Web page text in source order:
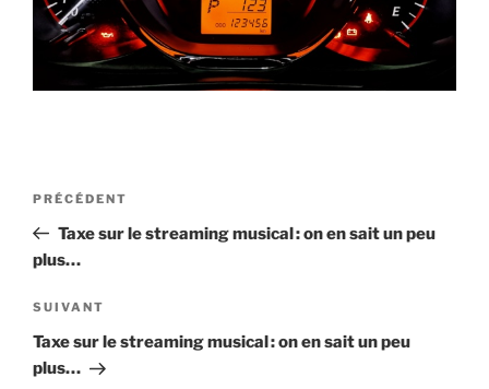
Navigation
l’article
Article
précédent
PRÉCÉDENT
Taxe sur le streaming musical : on en sait un peu
plus…
Article
suivant
SUIVANT
Taxe sur le streaming musical : on en sait un peu
plus…